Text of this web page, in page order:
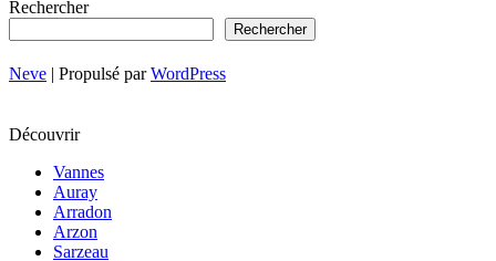
Rechercher
Rechercher
Neve | Propulsé parWordPress
Découvrir
Vannes
Auray
Arradon
Arzon
Sarzeau